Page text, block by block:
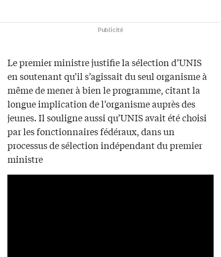
Publicité
Le premier ministre justifie la sélection d’UNIS
en soutenant qu’il s’agissait du seul organisme à
même de mener à bien le programme, citant la
longue implication de l’organisme auprès des
jeunes. Il souligne aussi qu’UNIS avait été choisi
par les fonctionnaires fédéraux, dans un
processus de sélection indépendant du premier
ministre